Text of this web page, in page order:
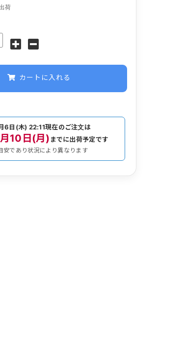
荷
カートに入れる
6日(木) 22:11現在のご注文は
10日(月) までに出荷予定です
安であり状況により異なります